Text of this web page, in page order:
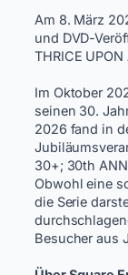
Am 8. März
und DVD-
THRICE UPON
Im Oktober
seinen 30.
2026 fand in
30+; 30th
Obwohl eine
die Serie
Besucher aus